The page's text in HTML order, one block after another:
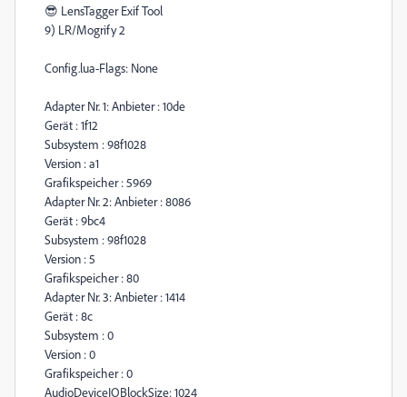
😎 LensTagger Exif Tool
9) LR/Mogrify 2
Config.lua-Flags: None
Adapter Nr. 1: Anbieter : 10de
Gerät : 1f12
Subsystem : 98f1028
Version : a1
Grafikspeicher : 5969
Adapter Nr. 2: Anbieter : 8086
Gerät : 9bc4
Subsystem : 98f1028
Version : 5
Grafikspeicher : 80
Adapter Nr. 3: Anbieter : 1414
Gerät : 8c
Subsystem : 0
Version : 0
Grafikspeicher : 0
AudioDeviceIOBlockSize: 1024